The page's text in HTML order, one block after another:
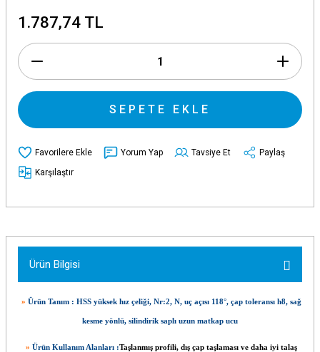
1.787,74 TL
SEPETE EKLE
Yorum Yap Tavsiye Et
Paylaş
Karşılaştır
Ürün Bilgisi
» Ürün Tanım : HSS yüksek hız çeliği, Nr:2, N, uç açısı 118°, çap toleransı h8, sağ
kesme yönlü, silindirik saplı uzun matkap ucu
» Ürün Kullanım Alanları :Taşlanmış profili, dış çap taşlaması ve daha iyi talaş